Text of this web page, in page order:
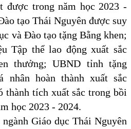
được trong năm học 2023 -
tạo Thái Nguyên được suy
và Đào tạo tặng Bằng khen;
Tập thể lao động xuất sắc
thưởng; UBND tỉnh tặng
nhân hoàn thành xuất sắc
thành tích xuất sắc trong bồi
học 2023 - 2024.
Giáo dục Thái Nguyên